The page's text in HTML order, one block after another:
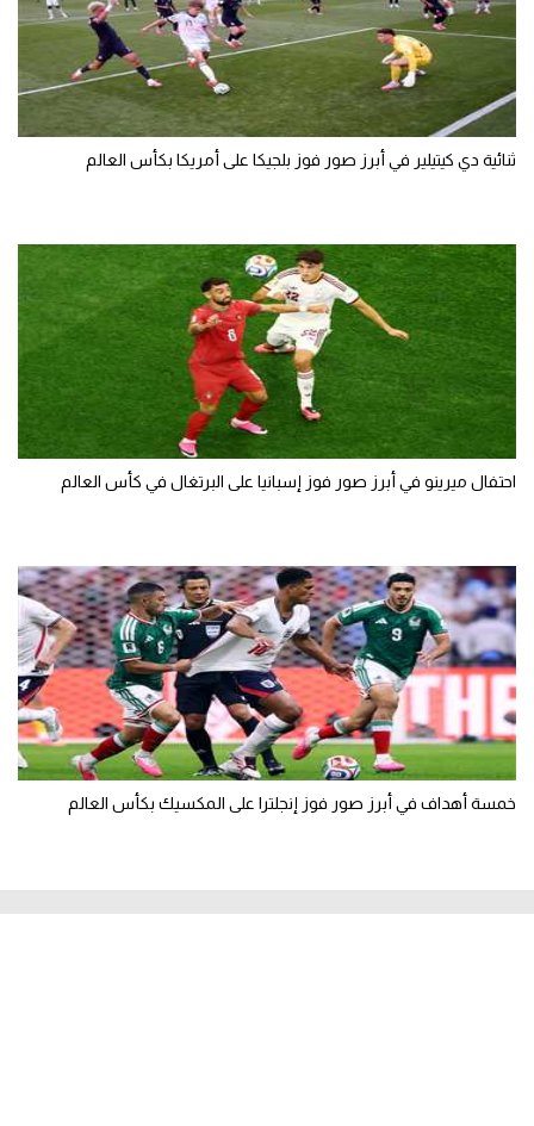
ثنائية دي كيتيلير في أبرز صور فوز بلجيكا على أمريكا بكأس العالم
احتفال ميرينو في أبرز صور فوز إسبانيا على البرتغال في كأس العالم
خمسة أهداف في أبرز صور فوز إنجلترا على المكسيك بكأس العالم